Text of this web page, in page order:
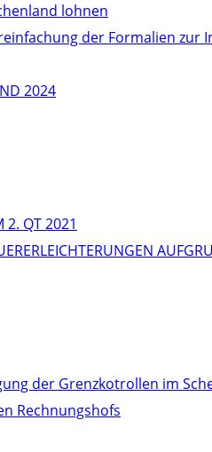
lohnen
der Formalien
2024
2. QT 2021
der Grenzkotrollen im
Rechnungshofs